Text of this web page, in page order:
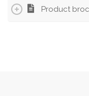
Product